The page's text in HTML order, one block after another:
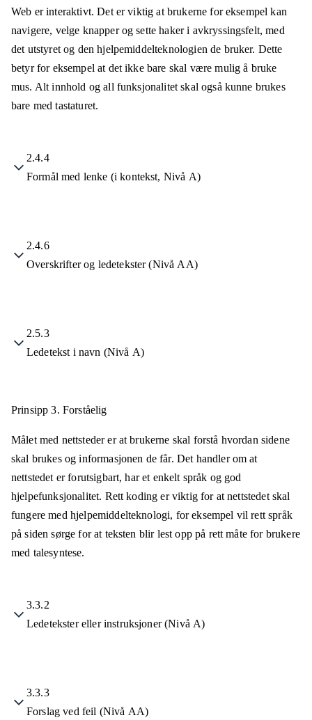
Web er interaktivt. Det er viktig at brukerne for eksempel kan
navigere, velge knapper og sette haker i avkryssingsfelt, med
det utstyret og den hjelpemiddelteknologien de bruker. Dette
betyr for eksempel at det ikke bare skal være mulig å bruke
mus. Alt innhold og all funksjonalitet skal også kunne brukes
bare med tastaturet.
2.4.4
Formål med lenke (i kontekst, Nivå A)
2.4.6
Overskrifter og ledetekster (Nivå AA)
2.5.3
Ledetekst i navn (Nivå A)
Prinsipp 3. Forståelig
Målet med nettsteder er at brukerne skal forstå hvordan sidene
skal brukes og informasjonen de får. Det handler om at
nettstedet er forutsigbart, har et enkelt språk og god
hjelpefunksjonalitet. Rett koding er viktig for at nettstedet skal
fungere med hjelpemiddelteknologi, for eksempel vil rett språk
på siden sørge for at teksten blir lest opp på rett måte for brukere
med talesyntese.
3.3.2
Ledetekster eller instruksjoner (Nivå A)
3.3.3
Forslag ved feil (Nivå AA)